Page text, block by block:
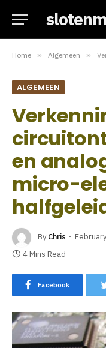
Home » Algemeen »
ALGEMEEN
en
micro-
By Chris
4 Mins Read
Facebook